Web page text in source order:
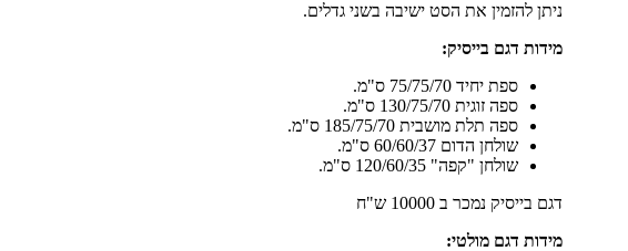
ניתן להזמין את הסט ישיבה בשני גדלים.
מידות דגם בייסיק:
ספת יחיד 75/75/70 ס"מ.
ספה זוגית 130/75/70 ס"מ.
ספה תלת מושבית 185/75/70 ס"מ.
שולחן הדום 60/60/37 ס"מ.
שולחן "קפה" 120/60/35 ס"מ.
דגם בייסיק נמכר ב 10000 ש"ח
מידות דגם מולטי: